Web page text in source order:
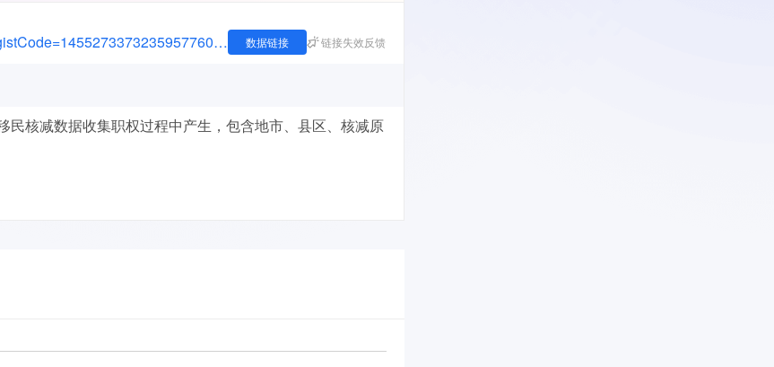
https://sjdj.nda.gov.cn/userHome?type=5&dataRegistCode=1455273373235957760010 数据链接 链接失效反馈
核减数据收集职权过程中产生，包含地市、县区、核减原